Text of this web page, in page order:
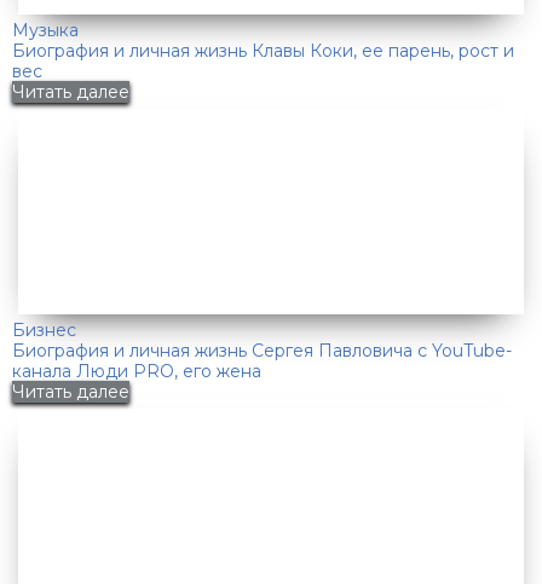
Музыка
Биография и личная жизнь Клавы Коки, ее парень, рост и
вес
Читать далее
Бизнес
Биография и личная жизнь Сергея Павловича с YouTube-
канала Люди PRO, его жена
Читать далее